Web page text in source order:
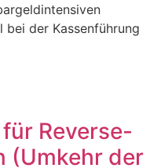
bei der Kassenführung
Reverse-
(Umkehr der